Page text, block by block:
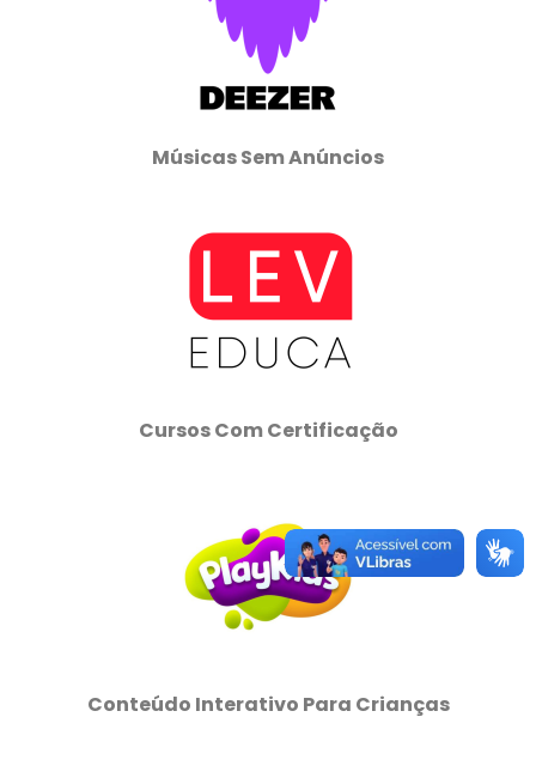
Músicas Sem Anúncios
Cursos Com Certificação
Conteúdo Interativo Para Crianças